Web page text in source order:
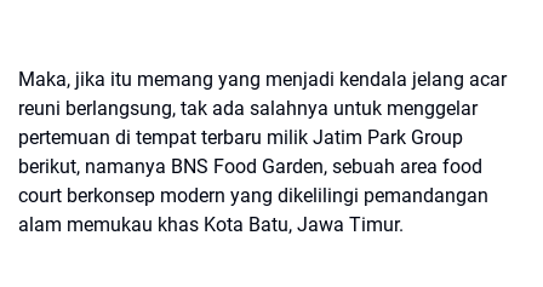
Maka, jika itu memang yang menjadi kendala jelang acar
reuni berlangsung, tak ada salahnya untuk menggelar
pertemuan di tempat terbaru milik Jatim Park Group
berikut, namanya BNS Food Garden, sebuah area food
court berkonsep modern yang dikelilingi pemandangan
alam memukau khas Kota Batu, Jawa Timur.